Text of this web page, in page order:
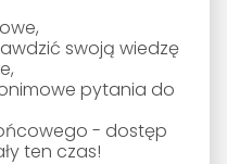
swoją wiedzę
pytania do
- dostęp
ten czas!